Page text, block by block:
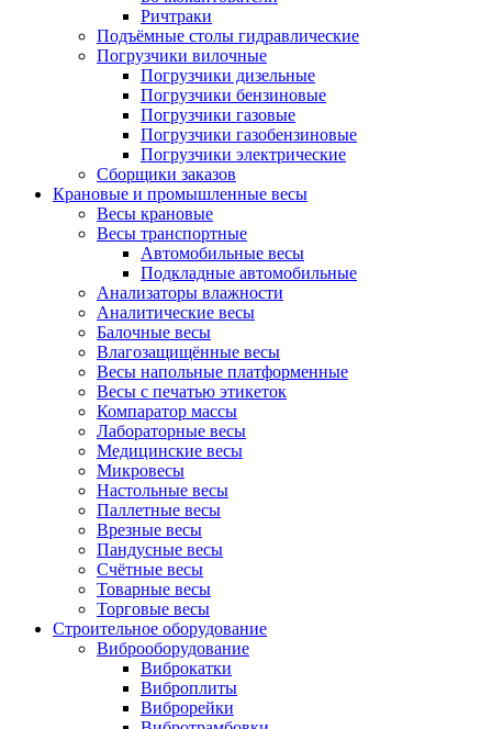
Ричтраки
Подъёмные столы гидравлические
Погрузчики вилочные
Погрузчики дизельные
Погрузчики бензиновые
Погрузчики газовые
Погрузчики газобензиновые
Погрузчики электрические
Сборщики заказов
Крановые и промышленные весы
Весы крановые
Весы транспортные
Автомобильные весы
Подкладные автомобильные
Анализаторы влажности
Аналитические весы
Балочные весы
Влагозащищённые весы
Весы напольные платформенные
Весы с печатью этикеток
Компаратор массы
Лабораторные весы
Медицинские весы
Микровесы
Настольные весы
Паллетные весы
Врезные весы
Пандусные весы
Счётные весы
Товарные весы
Торговые весы
Строительное оборудование
Виброоборудование
Виброкатки
Виброплиты
Виброрейки